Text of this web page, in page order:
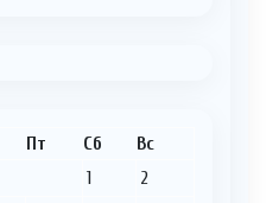
Пт Сб Вс
1
2